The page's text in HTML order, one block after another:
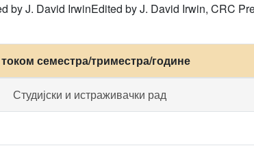
by J. David IrwinEdited by J. David Irwin, CRC
семестра/триместра/године
Студијски и истраживачки рад